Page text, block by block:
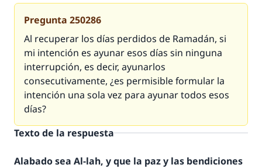
Pregunta 250286
Al recuperar los días perdidos de Ramadán, si
mi intención es ayunar esos días sin ninguna
interrupción, es decir, ayunarlos
consecutivamente, ¿es permisible formular la
intención una sola vez para ayunar todos esos
días?
Texto de la respuesta
Alabado sea Al-lah, y que la paz y las bendiciones